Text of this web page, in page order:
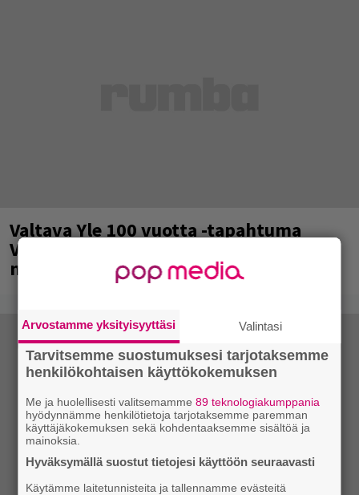
Valtava Yle 100 vuotta -tapahtuma
Veikkaus Arenalla syyskuussa – muista
myös metalliklassikot-konsertti
Arvostamme yksityisyyttäsi Valintasi
Tarvitsemme suostumuksesi tarjotaksemme
henkilökohtaisen käyttökokemuksen
Me ja huolellisesti valitsemamme89 teknologiakumppania
hyödynnämme henkilötietoja tarjotaksemme paremman
käyttäjäkokemuksen sekä kohdentaaksemme sisältöä ja
mainoksia.
Hyväksymällä suostut tietojesi käyttöön seuraavasti
Käytämme laitetunnisteita ja tallennamme evästeitä